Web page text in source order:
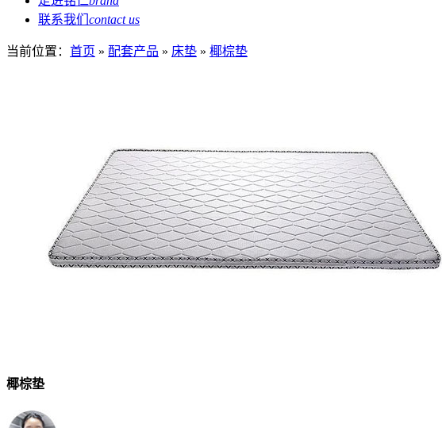
联系我们 contact us
当前位置： 首页 » 配套产品 » 床垫 » 椰棕垫
椰棕垫